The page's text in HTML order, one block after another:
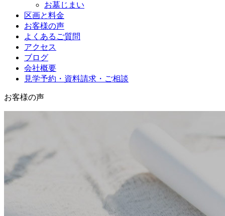
お墓じまい
区画と料金
お客様の声
よくあるご質問
アクセス
ブログ
会社概要
見学予約・資料請求・ご相談
お客様の声